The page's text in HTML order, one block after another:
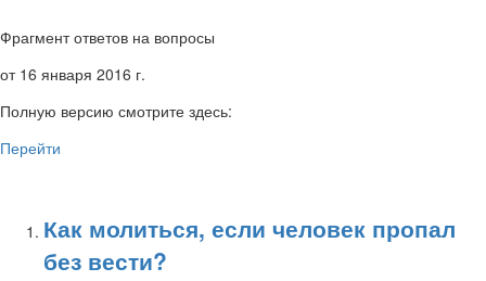
Фрагмент ответов на вопросы
от 16 января 2016 г.
Полную версию смотрите здесь:
Перейти
Как молиться, если человек пропал
без вести?